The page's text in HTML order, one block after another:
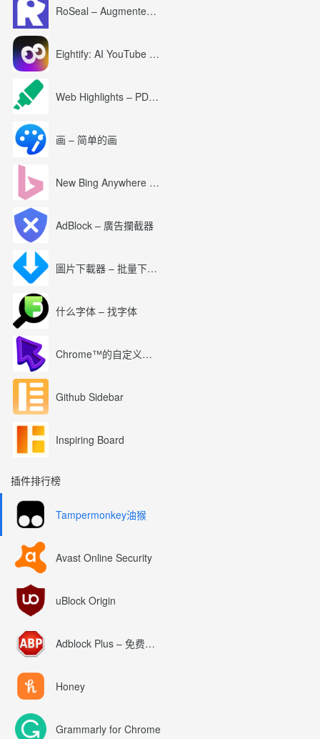
RoSeal – Augmented Roblox Experience
Eightify: AI YouTube Summary with ChatGPT
Web Highlights – PDF & Web Highlighter
画 – 简单的画
New Bing Anywhere (Bing Chat GPT-4)
AdBlock – 廣告攔截器
圖片下載器 – 批量下載圖片
什么字体 – 找字体
Chrome™的自定义光标
Github Sidebar
Inspiring Board
插件排行榜
Tampermonkey油猴
Avast Online Security
uBlock Origin
Adblock Plus – 免费的广告拦截器
Honey
Grammarly for Chrome